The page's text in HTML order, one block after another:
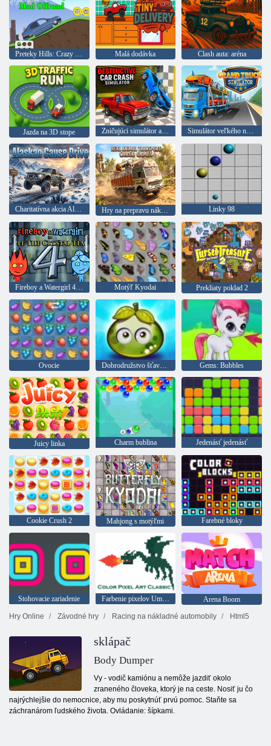
Preteky Hills: Crazy Off-Road Malá dodávka Clash auta: aréna
Jazda na 3D stope Zničujúci simulátor autonehody Simulátor veľkého nákladného auta
Charitatívna akcia Aljaška Hry na prepravu nákladu so skutočnými zvieratami Linky 98
Fireboy a Watergirl 4: Crystal Temple Motýľ Kyodai Prekliaty poklad 2
Ovocie Dobrodružstvo šťavnatých bobúľ Gems: Bubbles
Juicy linka Charm bublina Jedenásť jedenásť
Cookie Crush 2 Mahjong s motýľmi Farebné bloky
Stohovacie zariadenie Farbenie pixelov Umenie klasiky
Arena Boom
Hry Online
Závodné hry Racing na nákladné automobily Html5
sklápač
Body Dumper
Vy - vodič kamiónu a nemôže jazdiť okolo
zraneného človeka, ktorý je na ceste. Nosiť ju čo
najrýchlejšie do nemocnice, aby mu poskytnúť prvú pomoc. Staňte sa
záchranárom ľudského života. Ovládanie: šípkami.